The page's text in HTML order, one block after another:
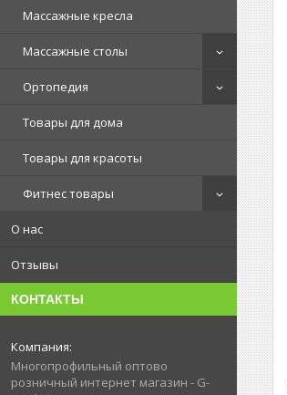
Массажные кресла
Массажные столы
Ортопедия
Товары для дома
Товары для красоты
Фитнес товары
О нас
Отзывы
КОНТАКТЫ
Многопрофильный оптово
розничный интернет магазин - G-